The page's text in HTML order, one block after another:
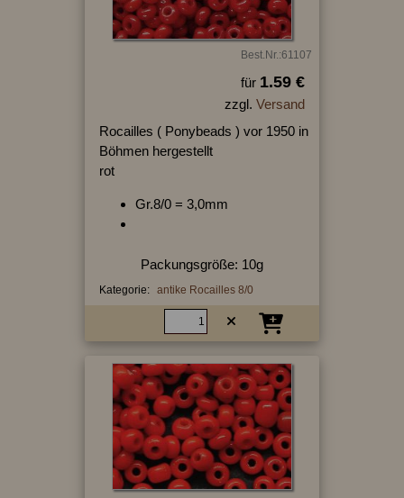
Best.Nr.:61107
für 1.59 €
zzgl. Versand
Rocailles ( Ponybeads ) vor 1950 in
Böhmen hergestellt
rot
Gr.8/0 = 3,0mm
Packungsgröße: 10g
Kategorie: antike Rocailles 8/0